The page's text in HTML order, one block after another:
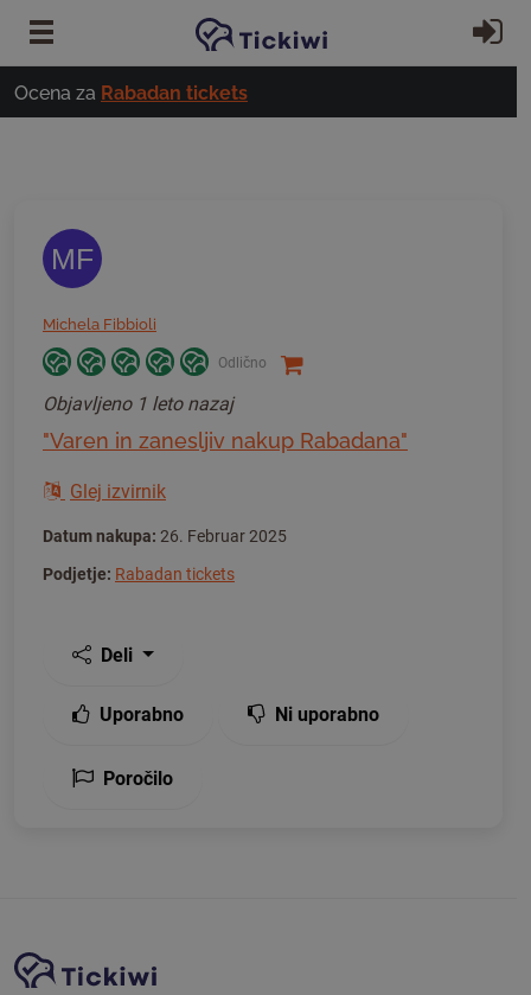
Preskoči na glavno vsebino
Ocena za Rabadan tickets
MF
Michela Fibbioli
Odlično
Objavljeno 1 leto nazaj
"Varen in zanesljiv nakup Rabadana"
Glej izvirnik
Datum nakupa: 26. Februar 2025
Podjetje: Rabadan tickets
Deli
Uporabno Ni uporabno
Poročilo
Navigacija spletnega mesta
Platforma Tickiwi